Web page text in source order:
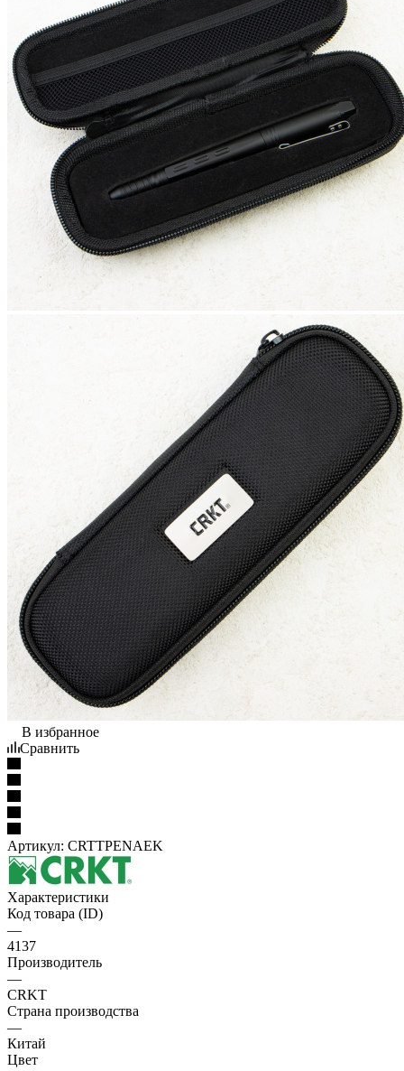
В избранное
Сравнить
Артикул: CRTTPENAEK
Характеристики
Код товара (ID)
—
4137
Производитель
—
CRKT
Страна производства
—
Китай
Цвет